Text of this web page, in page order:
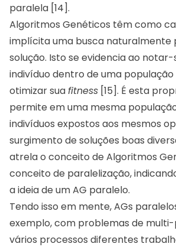
paralela [14].
Algoritmos Genéticos têm como
implícita uma busca naturalmente
solução. Isto se evidencia ao
indivíduo dentro de uma população
otimizar suafitness [15]. É esta
permite em uma mesma
indivíduos expostos aos mesmos
surgimento de soluções boas
atrela o conceito de Algoritmos
conceito de paralelização,
a ideia de um AG paralelo.
Tendo isso em mente, AGs
exemplo, com problemas de
vários processos diferentes